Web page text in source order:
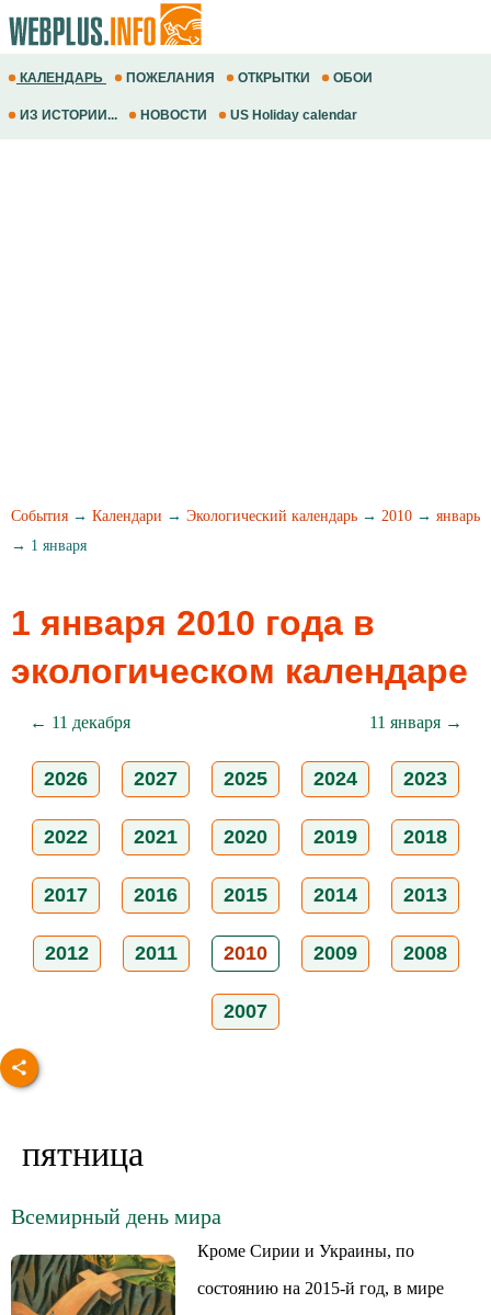
КАЛЕНДАРЬ ПОЖЕЛАНИЯ ОТКРЫТКИ ОБОИ
ИЗ ИСТОРИИ... НОВОСТИ US Holiday calendar
События → Календари → Экологический календарь → 2010 → январь
→ 1 января
1 января 2010 года в
экологическом календаре
← 11 декабря 11 января →
2026 2027 2025 2024 2023
2022 2021 2020 2019 2018
2017 2016 2015 2014 2013
2012 2011 2010 2009 2008
2007
пятница
Всемирный день мира
Кроме Сирии и Украины, по
состоянию на 2015-й год, в мире